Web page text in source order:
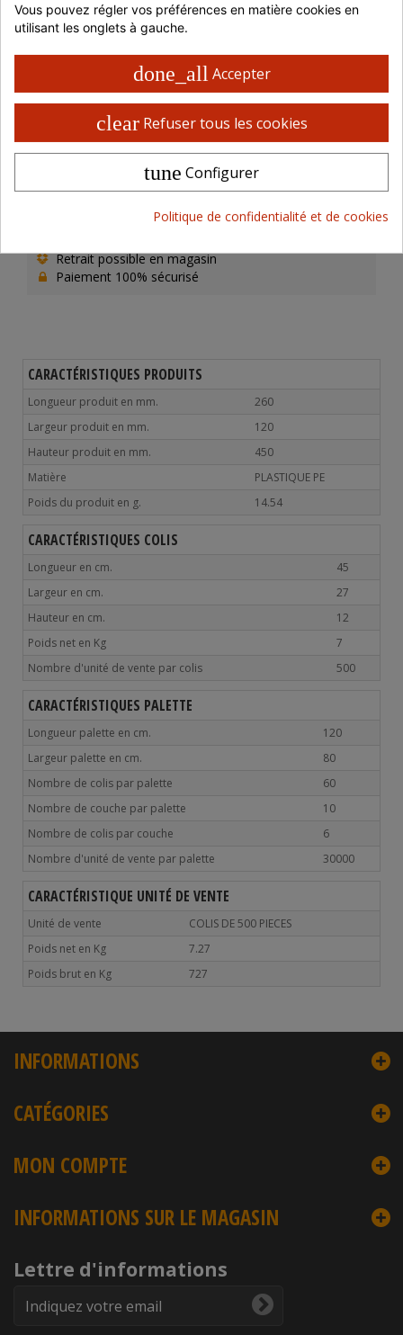
Prix dégressifs selon le montant de la commande
Montant Réduction
P. unitaire
-
700 à 999 € HT
1000 à 1499 € HT
-10%
43,17 € HT
ou retrait en magasin
-15%
Retrait possible en magasin
Paiement 100% sécurisé
CARACTÉRISTIQUES PRODUITS
Longueur produit en mm.
260
Largeur produit en mm.
120
Hauteur produit en mm.
450
Matière
PLASTIQUE PE
Poids du produit en g.
14.54
CARACTÉRISTIQUES COLIS
Longueur en cm.
45
Largeur en cm.
27
Hauteur en cm.
12
Poids net en Kg
7
Nombre d'unité de vente par colis
500
CARACTÉRISTIQUES PALETTE
Longueur palette en cm.
120
Largeur palette en cm.
80
Nombre de colis par palette
60
Nombre de couche par palette
10
Nombre de colis par couche
6
Nombre d'unité de vente par palette
30000
CARACTÉRISTIQUE UNITÉ DE VENTE
Unité de vente
COLIS DE 500 PIECES
Poids net en Kg
7.27
Poids brut en Kg
727
INFORMATIONS
CATÉGORIES
MON COMPTE
INFORMATIONS SUR LE MAGASIN
Lettre d'informations
Vous pouvez régler vos préférences en matière cookies en
utilisant les onglets à gauche.
done_all Accepter
clear Refuser tous les cookies
tune Configurer
Politique de confidentialité et de cookies